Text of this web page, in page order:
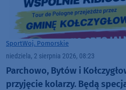
SportWoj. Pomorskie
niedziela, 2 sierpnia 2026, 08:23
Parchowo, Bytów i
przyjęcie kolarzy. Będą